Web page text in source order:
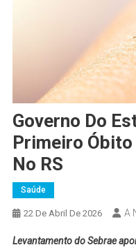
Governo Do
Primeiro Óbito
No RS
Saúde
22 De Abril De 2026 A
Levantamento do Sebrae